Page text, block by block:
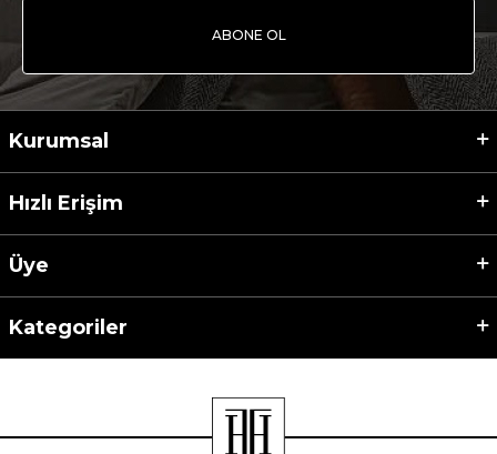
ABONE OL
Kurumsal
Hızlı Erişim
Üye
Kategoriler